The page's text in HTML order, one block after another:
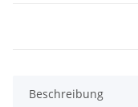
Beschreibung